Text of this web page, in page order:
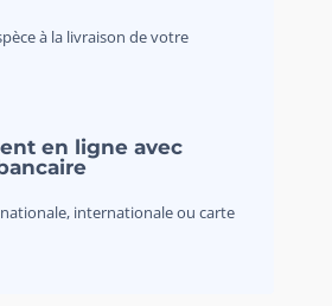
à la livraison de votre
en ligne avec
internationale ou carte